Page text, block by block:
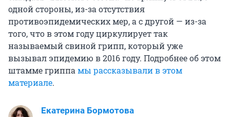
одной стороны, из-за отсутствия
противоэпидемических мер, а с другой — из-за
того, что в этом году циркулирует так
называемый свиной грипп, который уже
вызывал эпидемию в 2016 году. Подробнее об этом
штамме гриппамы рассказывали в этом
материале.
Екатерина Бормотова